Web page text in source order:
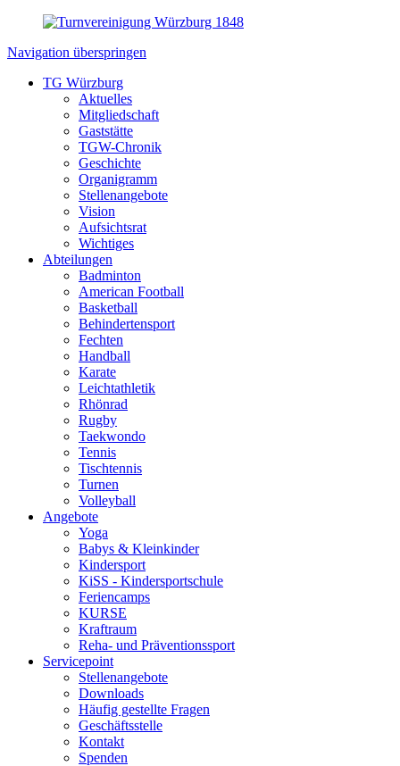
Navigation überspringen
TG Würzburg
Aktuelles
Mitgliedschaft
Gaststätte
TGW-Chronik
Geschichte
Organigramm
Stellenangebote
Vision
Aufsichtsrat
Wichtiges
Abteilungen
Badminton
American Football
Basketball
Behindertensport
Fechten
Handball
Karate
Leichtathletik
Rhönrad
Rugby
Taekwondo
Tennis
Tischtennis
Turnen
Volleyball
Angebote
Yoga
Babys & Kleinkinder
Kindersport
KiSS - Kindersportschule
Feriencamps
KURSE
Kraftraum
Reha- und Präventionssport
Servicepoint
Stellenangebote
Downloads
Häufig gestellte Fragen
Geschäftsstelle
Kontakt
Spenden